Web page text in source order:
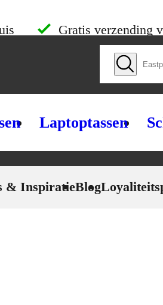
Gratis verzending
Laptoptassen
& InspiratieBlog